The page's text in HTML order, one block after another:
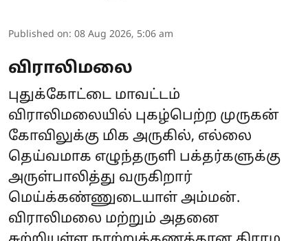
Published on: 08 Aug 2026, 5:06 am
விராலிமலை
புதுக்கோட்டை மாவட்டம்
விராலிமலையில் புகழ்பெற்ற முருகன்
கோவிலுக்கு மிக அருகில், எல்லை
தெய்வமாக எழுந்தருளி பக்தர்களுக்கு
அருள்பாலித்து வருகிறார்
மெய்க்கண்ணுடையாள் அம்மன்.
விராலிமலை மற்றும் அதனை